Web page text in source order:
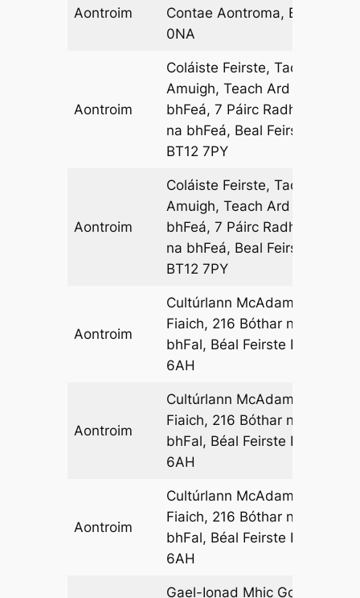
Aontroim
Contae Aontroma, BT44
0NA
Aontroim
Coláiste Feirste, Taobh
Amuigh, Teach Ard na
bhFeá, 7 Páirc Radharc
na bhFeá, Beal Feirste
BT12 7PY
Aontroim
Coláiste Feirste, Taobh
Amuigh, Teach Ard na
bhFeá, 7 Páirc Radharc
na bhFeá, Beal Feirste
BT12 7PY
Aontroim
Cultúrlann McAdam Ó
Fiaich, 216 Bóthar na
bhFal, Béal Feirste BT12
6AH
Aontroim
Cultúrlann McAdam Ó
Fiaich, 216 Bóthar na
bhFal, Béal Feirste BT12
6AH
Aontroim
Cultúrlann McAdam Ó
Fiaich, 216 Bóthar na
bhFal, Béal Feirste BT12
6AH
Gael-Ionad Mhic Goill, 4